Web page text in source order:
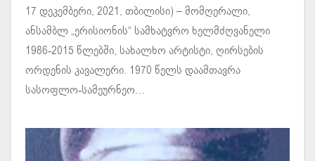
17 დეკემბერი, 2021, თბილისი) – მომღერალი,
ანსამბლ „ერისიონის“ სამხატვრო ხელმძღვანელი
1986-2015 წლებში, სახალხო არტისტი, ღირსების
ორდენის კავალერი. 1970 წელს დაამთავრა
სასოფლო-სამეურნეო…